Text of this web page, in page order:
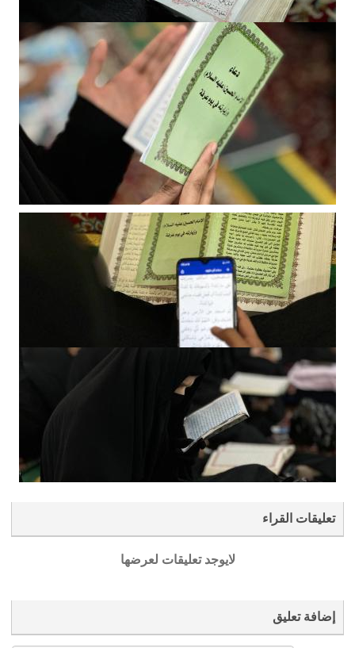
تعليقات القراء
لايوجد تعليقات لعرضها
إضافة تعليق